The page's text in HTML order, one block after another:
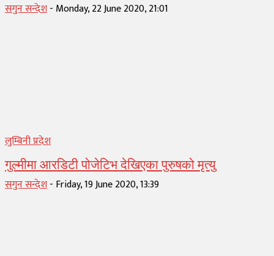
सगुन सन्देश- Monday, 22 June 2020, 21:01
लुम्बिनी प्रदेश
गुल्मीमा आरडिटी पोजेटिभ देखिएका पुरुषको मृत्यु
सगुन सन्देश- Friday, 19 June 2020, 13:39